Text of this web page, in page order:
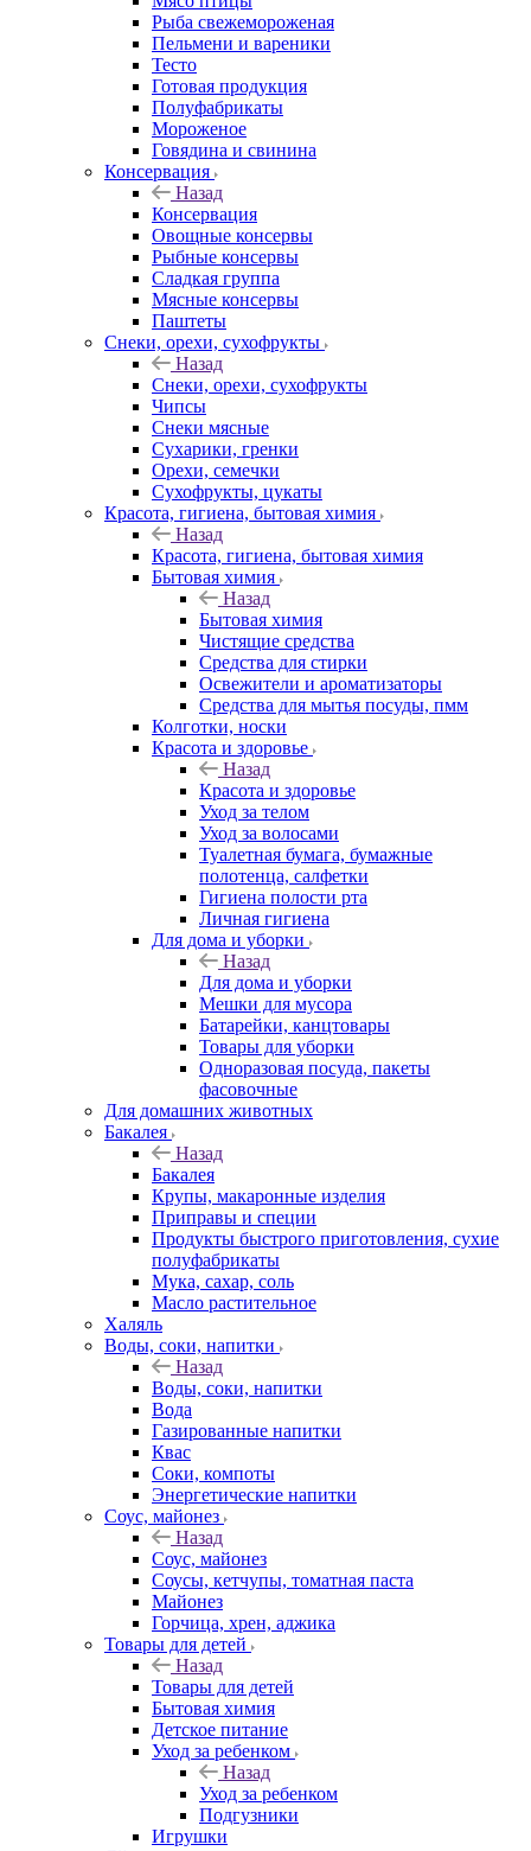
Рыба свежемороженая
Пельмени и вареники
Тесто
Готовая продукция
Полуфабрикаты
Мороженое
Говядина и свинина
Консервация
Назад
Консервация
Овощные консервы
Рыбные консервы
Сладкая группа
Мясные консервы
Паштеты
Снеки, орехи, сухофрукты
Назад
Снеки, орехи, сухофрукты
Чипсы
Снеки мясные
Сухарики, гренки
Орехи, семечки
Сухофрукты, цукаты
Красота, гигиена, бытовая химия
Назад
Красота, гигиена, бытовая химия
Бытовая химия
Назад
Бытовая химия
Чистящие средства
Средства для стирки
Освежители и ароматизаторы
Средства для мытья посуды, пмм
Колготки, носки
Красота и здоровье
Назад
Красота и здоровье
Уход за телом
Уход за волосами
Туалетная бумага, бумажные
полотенца, салфетки
Гигиена полости рта
Личная гигиена
Для дома и уборки
Назад
Для дома и уборки
Мешки для мусора
Батарейки, канцтовары
Товары для уборки
Одноразовая посуда, пакеты
фасовочные
Для домашних животных
Бакалея
Назад
Бакалея
Крупы, макаронные изделия
Приправы и специи
Продукты быстрого приготовления, сухие
полуфабрикаты
Мука, сахар, соль
Масло растительное
Халяль
Воды, соки, напитки
Назад
Воды, соки, напитки
Вода
Газированные напитки
Квас
Соки, компоты
Энергетические напитки
Соус, майонез
Назад
Соус, майонез
Соусы, кетчупы, томатная паста
Майонез
Горчица, хрен, аджика
Товары для детей
Назад
Товары для детей
Бытовая химия
Детское питание
Уход за ребенком
Назад
Уход за ребенком
Подгузники
Игрушки